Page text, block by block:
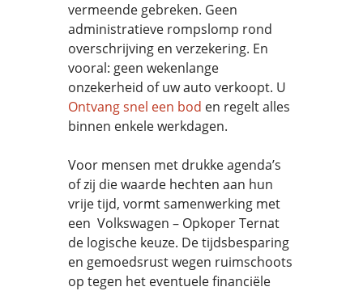
vermeende gebreken. Geen
administratieve rompslomp rond
overschrijving en verzekering. En
vooral: geen wekenlange
onzekerheid of uw auto verkoopt. U
Ontvang snel een bod en regelt alles
binnen enkele werkdagen.
Voor mensen met drukke agenda’s
of zij die waarde hechten aan hun
vrije tijd, vormt samenwerking met
een Volkswagen – Opkoper Ternat
de logische keuze. De tijdsbesparing
en gemoedsrust wegen ruimschoots
op tegen het eventuele financiële